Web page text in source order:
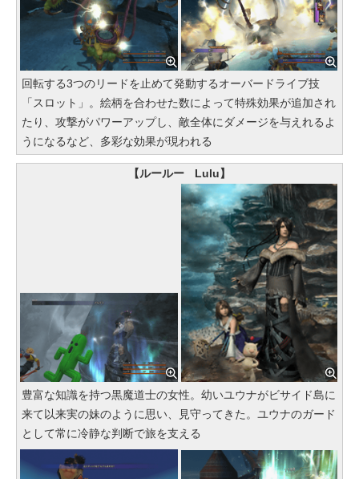
回転する3つのリードを止めて発動するオーバードライブ技
「スロット」。絵柄を合わせた数によって特殊効果が追加され
たり、攻撃がパワーアップし、敵全体にダメージを与えれるよ
うになるなど、多彩な効果が現われる
【ルールー Lulu】
豊富な知識を持つ黒魔道士の女性。幼いユウナがビサイド島に
来て以来実の妹のように思い、見守ってきた。ユウナのガード
として常に冷静な判断で旅を支える